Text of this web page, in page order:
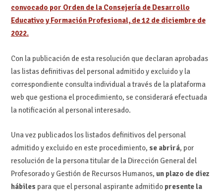
convocado por Orden de la Consejería de Desarrollo
Educativo y Formación Profesional, de 12 de diciembre de
2022.
Con la publicación de esta resolución que declaran aprobadas
las listas definitivas del personal admitido y excluido y la
correspondiente consulta individual a través de la plataforma
web que gestiona el procedimiento, se considerará efectuada
la notificación al personal interesado.
Una vez publicados los listados definitivos del personal
admitido y excluido en este procedimiento, se abrirá, por
resolución de la persona titular de la Dirección General del
Profesorado y Gestión de Recursos Humanos, un plazo de diez
hábiles para que el personal aspirante admitido presente la